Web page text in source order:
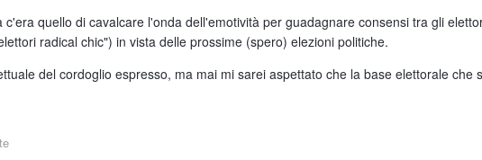
"esperti": guai a provocare traumi, a minare l'autostima dei bambini! Senza
(è sempre più facile imbattersi in papé e mammi), confusi con altri (l'amico, il
pensano che sia la scuola, lo stato, la società a dover educare i propri figli.
quello di cavalcare l'onda dell'emotività per guadagnare consensi tra gli
radical chic") in vista delle prossime (spero) elezioni politiche.
del cordoglio espresso, ma mai mi sarei aspettato che la base elettorale